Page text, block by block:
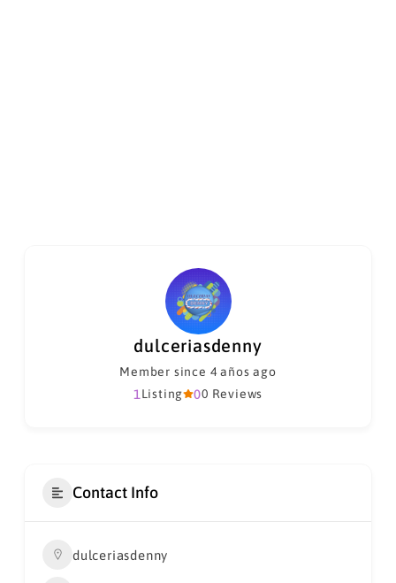
dulceriasdenny
Member since 4 años ago
00 Reviews
1Listing
Contact Info
dulceriasdenny